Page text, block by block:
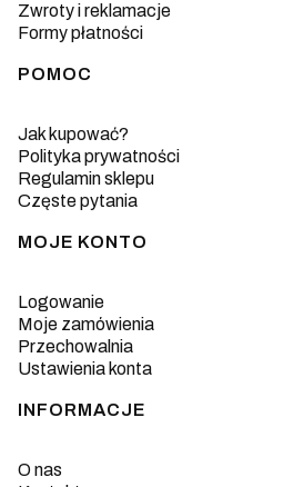
Zwroty i reklamacje
Formy płatności
POMOC
Jak kupować?
Polityka prywatności
Regulamin sklepu
Częste pytania
MOJE KONTO
Logowanie
Moje zamówienia
Przechowalnia
Ustawienia konta
INFORMACJE
O nas